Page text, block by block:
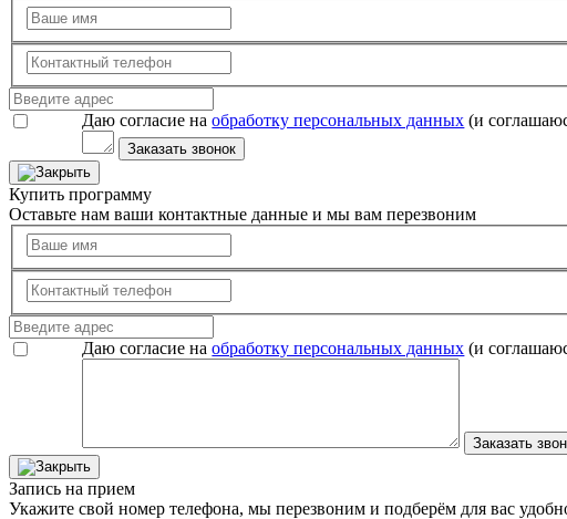
Даю согласие наобработку персональных данных (и
Заказать звонок
Купить программу
Оставьте нам ваши контактные данные и мы вам перезвоним
Даю согласие наобработку персональных данных (и
Заказать
Запись на прием
Укажите свой номер телефона, мы перезвоним и подберём для вас